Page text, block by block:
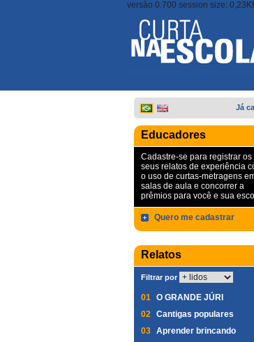
versão 0.700 session size:
Já
Educadores
Cadastre-se para registrar os
seus relatos de experiência
o uso de curtas-metragens
salas de aula e concorrer a
prêmios para você e sua
Quero me cadastrar
Relatos
Filtrar por
01 O GRANDE JÚRI
02 Cantigas populares
03 Aprender brincando